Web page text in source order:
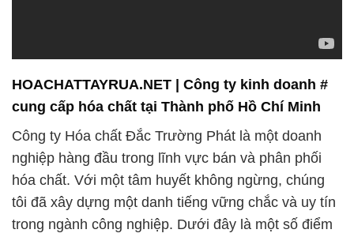
HOACHATTAYRUA.NET | Công ty kinh doanh #
cung cấp hóa chất tại Thành phố Hồ Chí Minh
Công ty Hóa chất Đắc Trường Phát là một doanh
nghiệp hàng đầu trong lĩnh vực bán và phân phối
hóa chất. Với một tâm huyết không ngừng, chúng
tôi đã xây dựng một danh tiếng vững chắc và uy tín
trong ngành công nghiệp. Dưới đây là một số điểm